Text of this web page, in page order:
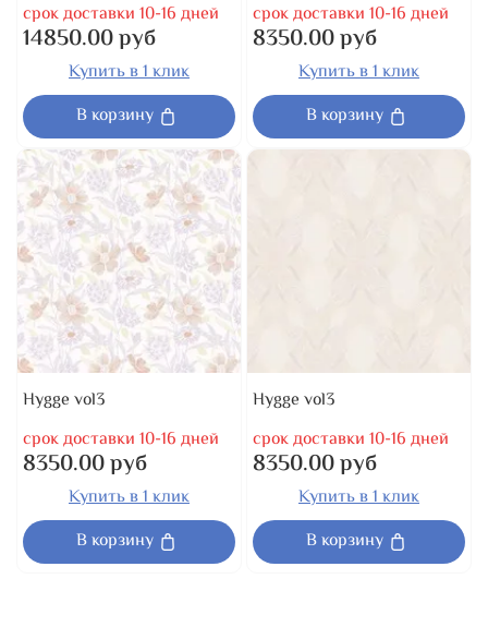
срок доставки 10-16 дней
14850.00 руб
Купить в 1 клик
В корзину
срок доставки 10-16 дней
8350.00 руб
Купить в 1 клик
В корзину
Hygge vol3
срок доставки 10-16 дней
8350.00 руб
Купить в 1 клик
В корзину
Hygge vol3
срок доставки 10-16 дней
8350.00 руб
Купить в 1 клик
В корзину